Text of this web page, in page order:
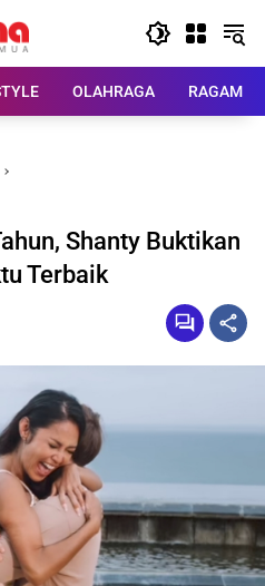
OLAHRAGA RAGAM
Shanty Buktikan
Terbaik